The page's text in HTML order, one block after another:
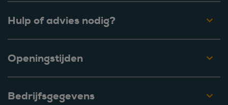
Hulp of advies nodig?
Openingstijden
Bedrijfsgegevens